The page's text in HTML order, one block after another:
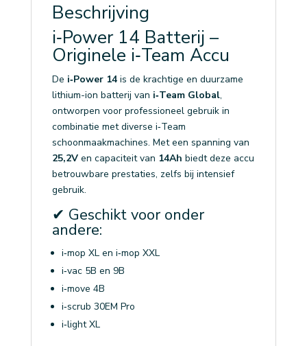
Beschrijving
i‑Power 14 Batterij –
Originele i‑Team Accu
De i‑Power 14is de krachtige en duurzame
lithium-ion batterij van i‑Team Global,
ontworpen voor professioneel gebruik in
combinatie met diverse i‑Team
schoonmaakmachines. Met een spanning van
25,2Ven capaciteit van 14Ah biedt deze accu
betrouwbare prestaties, zelfs bij intensief
gebruik.
✔ Geschikt voor onder
andere:
i‑mop XL en i‑mop XXL
i‑vac 5B en 9B
i‑move 4B
i‑scrub 30EM Pro
i‑light XL